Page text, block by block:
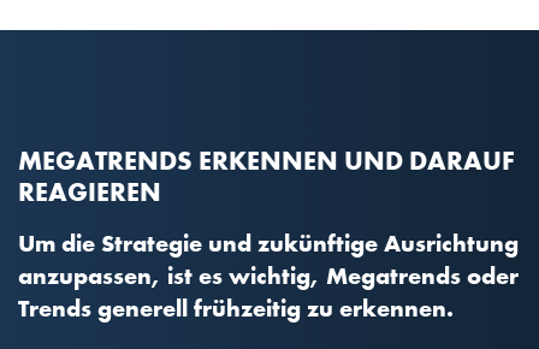
MEGATRENDS ERKENNEN UND DARAUF
REAGIEREN
Um die Strategie und zukünftige Ausrichtung
anzupassen, ist es wichtig, Megatrends oder
Trends generell frühzeitig zu erkennen.